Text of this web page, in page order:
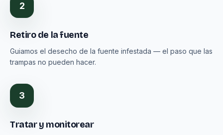
2
Retiro de la fuente
Guiamos el desecho de la fuente infestada — el paso que las
trampas no pueden hacer.
3
Tratar y monitorear